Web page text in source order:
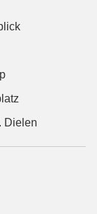
Dielen